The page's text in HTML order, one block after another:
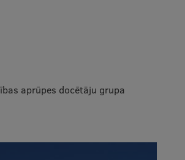
aprūpes docētāju grupa